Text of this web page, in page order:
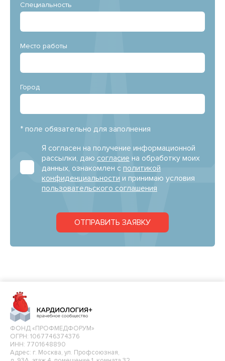
Специальность
Место работы
Город
* поле обязательно для заполнения
Я согласен на получение информационной
рассылки, даю согласие на обработку моих
данных, ознакомлен с политикой
конфиденциальности и принимаю условия
пользовательского соглашения
ОТПРАВИТЬ ЗАЯВКУ
ФОНД «ПРОФМЕДФОРУМ»
ОГРН: 1067746374376
ИНН: 7701648890
Адрес: г. Москва, ул. Профсоюзная,